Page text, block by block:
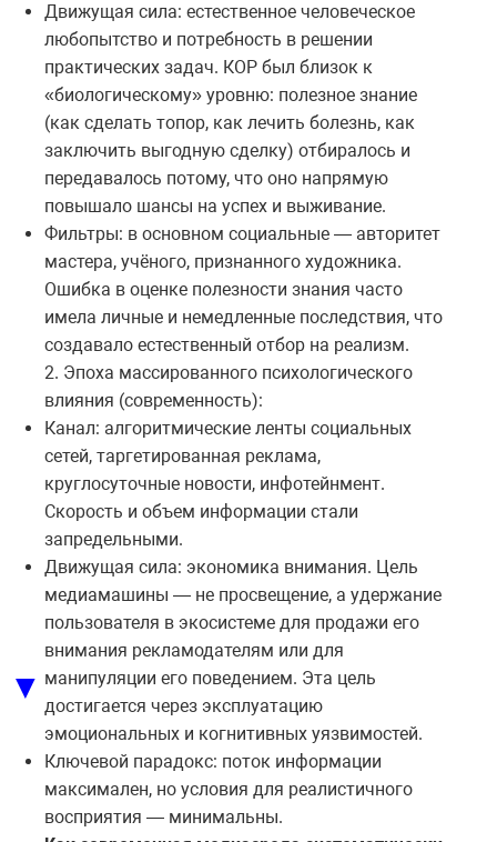
Движущая сила: естественное человеческое
любопытство и потребность в решении
практических задач. КОР был близок к
«биологическому» уровню: полезное знание
(как сделать топор, как лечить болезнь, как
заключить выгодную сделку) отбиралось и
передавалось потому, что оно напрямую
повышало шансы на успех и выживание.
Фильтры: в основном социальные — авторитет
мастера, учёного, признанного художника.
Ошибка в оценке полезности знания часто
имела личные и немедленные последствия, что
создавало естественный отбор на реализм.
2. Эпоха массированного психологического
влияния (современность):
Канал: алгоритмические ленты социальных
сетей, таргетированная реклама,
круглосуточные новости, инфотейнмент.
Скорость и объем информации стали
запредельными.
Движущая сила: экономика внимания. Цель
медиамашины — не просвещение, а удержание
пользователя в экосистеме для продажи его
внимания рекламодателям или для
манипуляции его поведением. Эта цель
достигается через эксплуатацию
эмоциональных и когнитивных уязвимостей.
Ключевой парадокс: поток информации
максимален, но условия для реалистичного
восприятия — минимальны.
▼